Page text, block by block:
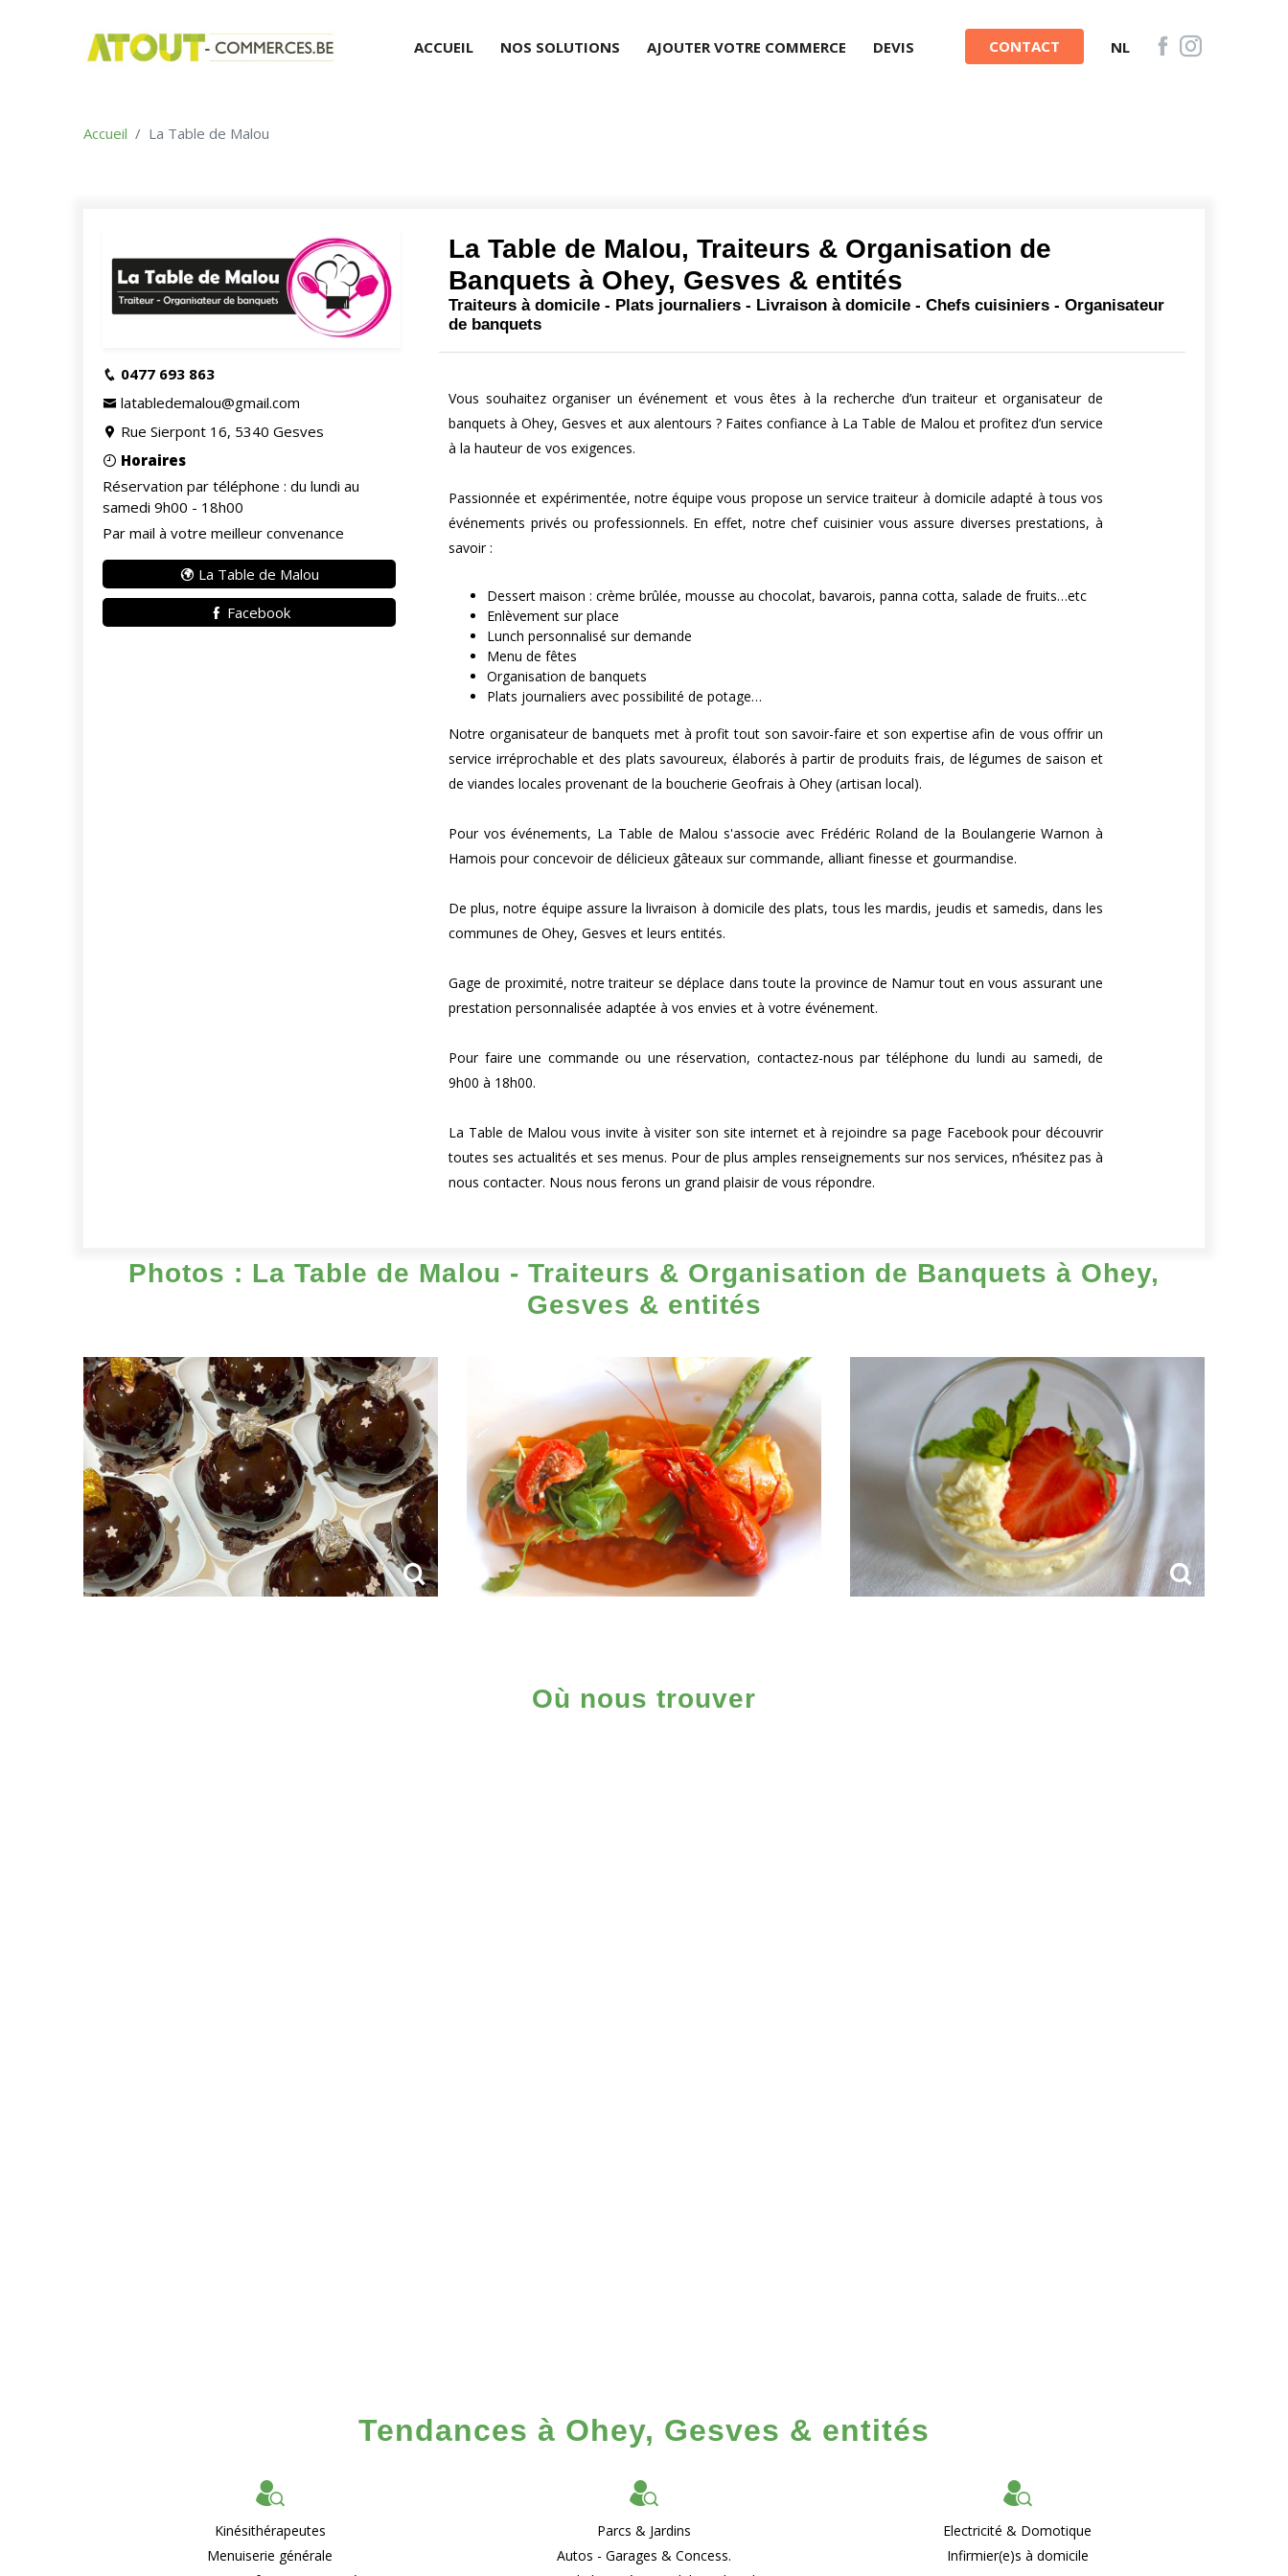
ACCUEIL NOS SOLUTIONS AJOUTER VOTRE COMMERCE DEVIS CONTACT NL
Accueil La Table de Malou
0477 693 863
latabledemalou@gmail.com
Rue Sierpont 16, 5340 Gesves
Horaires
Réservation par téléphone : du lundi au
samedi 9h00 - 18h00
Par mail à votre meilleur convenance
La Table de Malou
Facebook
La Table de Malou, Traiteurs & Organisation de
Banquets à Ohey, Gesves & entités
Traiteurs à domicile - Plats journaliers - Livraison à domicile - Chefs cuisiniers - Organisateur
de banquets
Vous souhaitez organiser un événement et vous êtes à la recherche d’un traiteur et organisateur de
banquets à Ohey, Gesves et aux alentours ? Faites confiance à La Table de Malou et profitez d’un service
à la hauteur de vos exigences.
Passionnée et expérimentée, notre équipe vous propose un service traiteur à domicile adapté à tous vos
événements privés ou professionnels. En effet, notre chef cuisinier vous assure diverses prestations, à
savoir :
Dessert maison : crème brûlée, mousse au chocolat, bavarois, panna cotta, salade de fruits…etc
Enlèvement sur place
Lunch personnalisé sur demande
Menu de fêtes
Organisation de banquets
Plats journaliers avec possibilité de potage…
Notre organisateur de banquets met à profit tout son savoir-faire et son expertise afin de vous offrir un
service irréprochable et des plats savoureux, élaborés à partir de produits frais, de légumes de saison et
de viandes locales provenant de la boucherie Geofrais à Ohey (artisan local).
Pour vos événements, La Table de Malou s'associe avec Frédéric Roland de la Boulangerie Warnon à
Hamois pour concevoir de délicieux gâteaux sur commande, alliant finesse et gourmandise.
De plus, notre équipe assure la livraison à domicile des plats, tous les mardis, jeudis et samedis, dans les
communes de Ohey, Gesves et leurs entités.
Gage de proximité, notre traiteur se déplace dans toute la province de Namur tout en vous assurant une
prestation personnalisée adaptée à vos envies et à votre événement.
Pour faire une commande ou une réservation, contactez-nous par téléphone du lundi au samedi, de
9h00 à 18h00.
La Table de Malou vous invite à visiter son site internet et à rejoindre sa page Facebook pour découvrir
toutes ses actualités et ses menus. Pour de plus amples renseignements sur nos services, n’hésitez pas à
nous contacter. Nous nous ferons un grand plaisir de vous répondre.
Photos : La Table de Malou - Traiteurs & Organisation de Banquets à Ohey,
Gesves & entités
Où nous trouver
Tendances à Ohey, Gesves & entités
Kinésithérapeutes
Menuiserie générale
Parcs & Jardins
Autos - Garages & Concess.
Electricité & Domotique
Infirmier(e)s à domicile